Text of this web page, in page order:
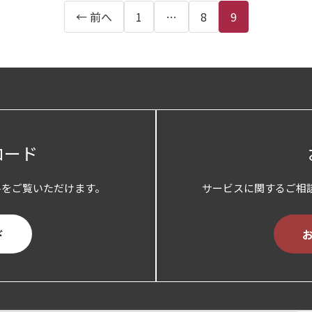
← 前へ 1 … 8 9
ド
ご覧いただけます。 サービスに関するご相